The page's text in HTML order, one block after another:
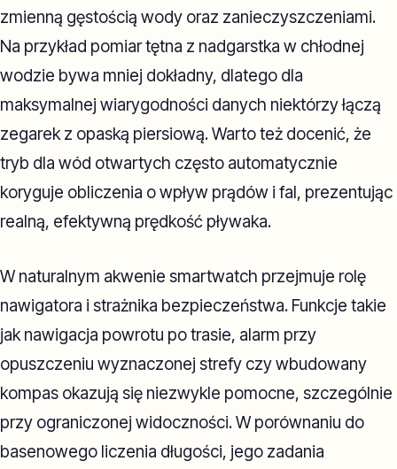
zmienną gęstością wody oraz zanieczyszczeniami.
Na przykład pomiar tętna z nadgarstka w chłodnej
wodzie bywa mniej dokładny, dlatego dla
maksymalnej wiarygodności danych niektórzy łączą
zegarek z opaską piersiową. Warto też docenić, że
tryb dla wód otwartych często automatycznie
koryguje obliczenia o wpływ prądów i fal, prezentując
realną, efektywną prędkość pływaka.
W naturalnym akwenie smartwatch przejmuje rolę
nawigatora i strażnika bezpieczeństwa. Funkcje takie
jak nawigacja powrotu po trasie, alarm przy
opuszczeniu wyznaczonej strefy czy wbudowany
kompas okazują się niezwykle pomocne, szczególnie
przy ograniczonej widoczności. W porównaniu do
basenowego liczenia długości, jego zadania